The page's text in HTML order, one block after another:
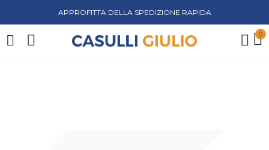
APPROFITTA DELLA SPEDIZIONE RAPIDA
0